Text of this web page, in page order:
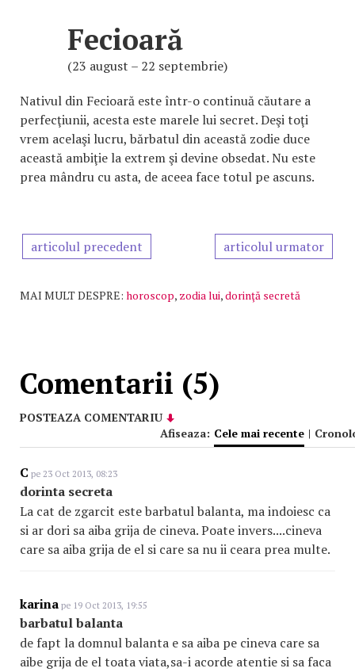
Fecioară
(23 august – 22 septembrie)
Nativul din Fecioară este într-o continuă căutare a
perfecţiunii, acesta este marele lui secret. Deşi toţi
vrem acelaşi lucru, bărbatul din această zodie duce
această ambiţie la extrem şi devine obsedat. Nu este
prea mândru cu asta, de aceea face totul pe ascuns.
articolul precedent articolul urmator
MAI MULT DESPRE: horoscop, zodia lui,dorinţă secretă
Comentarii (5)
POSTEAZA COMENTARIU
Afiseaza: Cele mai recente |
C pe 23 Oct 2013, 08:23
dorinta secreta
La cat de zgarcit este barbatul balanta, ma indoiesc ca
si ar dori sa aiba grija de cineva. Poate invers....cineva
care sa aiba grija de el si care sa nu ii ceara prea multe.
karina pe 19 Oct 2013, 19:55
barbatul balanta
de fapt la domnul balanta e sa aiba pe cineva care sa
aibe grija de el toata viata,sa-i acorde atentie si sa faca